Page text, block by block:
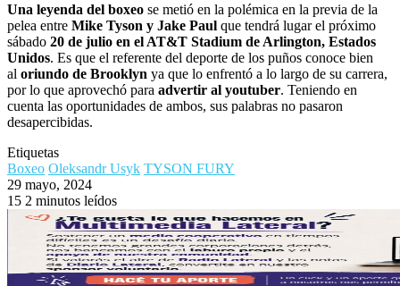
Una leyenda del boxeo se metió en la polémica en la previa de la
pelea entre Mike Tyson y Jake Paul que tendrá lugar el próximo
sábado 20 de julio en el AT&T Stadium de Arlington, Estados
Unidos. Es que el referente del deporte de los puños conoce bien
al oriundo de Brooklyn ya que lo enfrentó a lo largo de su carrera,
por lo que aprovechó para advertir al youtuber. Teniendo en
cuenta las oportunidades de ambos, sus palabras no pasaron
desapercibidas.
Etiquetas
Boxeo Oleksandr Usyk TYSON FURY
29 mayo, 2024
15 2 minutos leídos